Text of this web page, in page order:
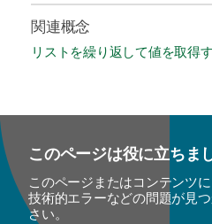
関連概念
リストを繰り返して値を取得
このページは役に立ちま
このページまたはコンテンツ
技術的エラーなどの問題が見
さい。